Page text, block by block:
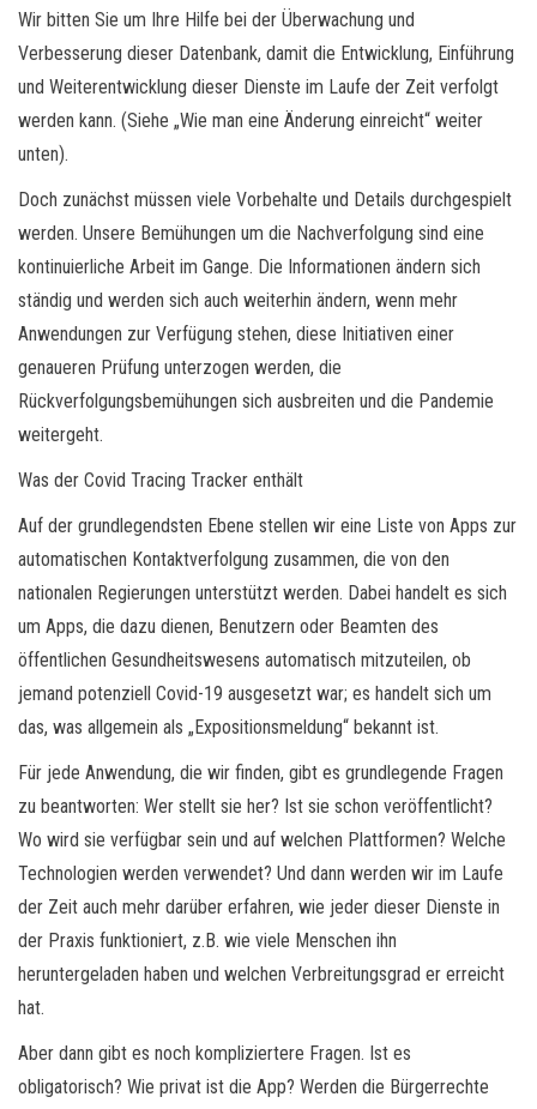
Wir bitten Sie um Ihre Hilfe bei der Überwachung und
Verbesserung dieser Datenbank, damit die Entwicklung, Einführung
und Weiterentwicklung dieser Dienste im Laufe der Zeit verfolgt
werden kann. (Siehe „Wie man eine Änderung einreicht“ weiter
unten).
Doch zunächst müssen viele Vorbehalte und Details durchgespielt
werden. Unsere Bemühungen um die Nachverfolgung sind eine
kontinuierliche Arbeit im Gange. Die Informationen ändern sich
ständig und werden sich auch weiterhin ändern, wenn mehr
Anwendungen zur Verfügung stehen, diese Initiativen einer
genaueren Prüfung unterzogen werden, die
Rückverfolgungsbemühungen sich ausbreiten und die Pandemie
weitergeht.
Was der Covid Tracing Tracker enthält
Auf der grundlegendsten Ebene stellen wir eine Liste von Apps zur
automatischen Kontaktverfolgung zusammen, die von den
nationalen Regierungen unterstützt werden. Dabei handelt es sich
um Apps, die dazu dienen, Benutzern oder Beamten des
öffentlichen Gesundheitswesens automatisch mitzuteilen, ob
jemand potenziell Covid-19 ausgesetzt war; es handelt sich um
das, was allgemein als „Expositionsmeldung“ bekannt ist.
Für jede Anwendung, die wir finden, gibt es grundlegende Fragen
zu beantworten: Wer stellt sie her? Ist sie schon veröffentlicht?
Wo wird sie verfügbar sein und auf welchen Plattformen? Welche
Technologien werden verwendet? Und dann werden wir im Laufe
der Zeit auch mehr darüber erfahren, wie jeder dieser Dienste in
der Praxis funktioniert, z.B. wie viele Menschen ihn
heruntergeladen haben und welchen Verbreitungsgrad er erreicht
hat.
Aber dann gibt es noch kompliziertere Fragen. Ist es
obligatorisch? Wie privat ist die App? Werden die Bürgerrechte